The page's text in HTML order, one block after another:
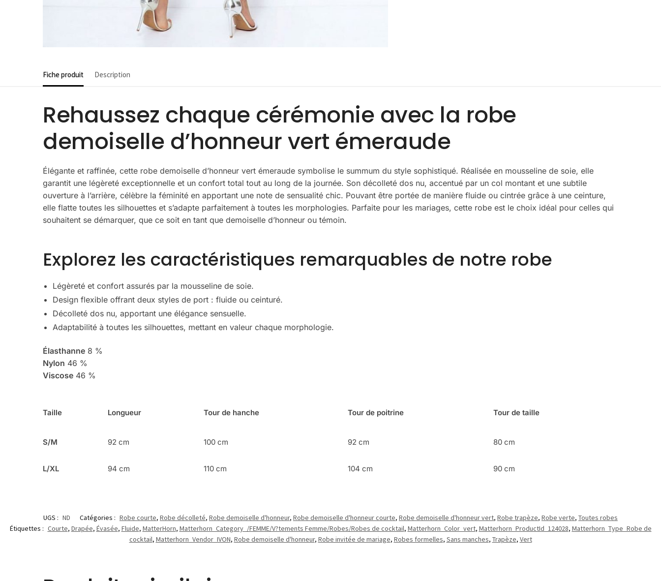
Fiche produit Description
Rehaussez chaque cérémonie avec la robe
demoiselle d’honneur vert émeraude
Élégante et raffinée, cette robe demoiselle d’honneur vert émeraude symbolise le summum du style sophistiqué. Réalisée en mousseline de soie, elle
garantit une légèreté exceptionnelle et un confort total tout au long de la journée. Son décolleté dos nu, accentué par un col montant et une subtile
ouverture à l’arrière, célèbre la féminité en apportant une note de sensualité chic. Pouvant être portée de manière fluide ou cintrée grâce à une ceinture,
elle flatte toutes les silhouettes et s’adapte parfaitement à toutes les morphologies. Parfaite pour les mariages, cette robe est le choix idéal pour celles qui
souhaitent se démarquer, que ce soit en tant que demoiselle d’honneur ou témoin.
Explorez les caractéristiques remarquables de notre robe
Légèreté et confort assurés par la mousseline de soie.
Design flexible offrant deux styles de port : fluide ou ceinturé.
Décolleté dos nu, apportant une élégance sensuelle.
Adaptabilité à toutes les silhouettes, mettant en valeur chaque morphologie.
Élasthanne 8 %
Nylon 46 %
Viscose 46 %
Taille Longueur Tour de hanche Tour de poitrine Tour de taille
S/M 92 cm 100 cm 92 cm 80 cm
L/XL 94 cm 110 cm 104 cm 90 cm
UGS : ND Catégories : Robe courte, Robe décolleté, Robe demoiselle d'honneur, Robe demoiselle d'honneur courte, Robe demoiselle d'honneur vert, Robe trapèze, Robe verte, Toutes robes
Étiquettes : Courte, Drapée, Évasée, Fluide, MatterHorn, Matterhorn_Category_/FEMME/V?tements Femme/Robes/Robes de cocktail, Matterhorn_Color_vert, Matterhorn_ProductId_124028, Matterhorn_Type_Robe de
cocktail, Matterhorn_Vendor_IVON, Robe demoiselle d'honneur, Robe invitée de mariage, Robes formelles, Sans manches, Trapèze, Vert